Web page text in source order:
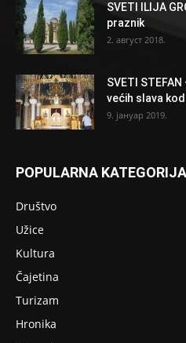
SVETI ILIJA
praznik
2. август 2018.
SVETI
većih slava
9. јануар 2019.
POPULARNA KATEGORIJA
Društvo
Užice
Kultura
Čajetina
Turizam
Hronika